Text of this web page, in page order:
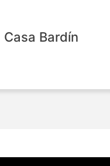
Bardín